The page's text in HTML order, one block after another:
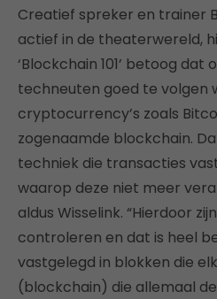
Creatief spreker en trainer
actief in de theaterwereld,
‘Blockchain 101’ betoog
techneuten goed te volgen
cryptocurrency’s zoals
zogenaamde blockchain.
techniek die transacties
waarop deze niet meer
aldus Wisselink. “Hierdoor
controleren en dat is heel
vastgelegd in blokken die
(blockchain) die allemaal